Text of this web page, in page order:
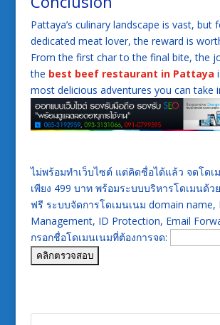
Pattaya’s culinary landscape is vast, but
dedicated meat lover, the reward is
From the first char to the final bite, the
the best beef restaurant in Pattaya
most delicious adventures you can take
ไม่พร้อมทำเว็บไซต์ แต่คิดชื่อได้แล้ว จดโดเ
เพียง 499 บาท พร้อมระบบบริหารโดเมนด้ว
ฟรี ระบบจัดการโดเมนเนม domain name,
Management, ID Protection, Email
กรอกชื่อโดเมนเนมที่ต้องการจด: